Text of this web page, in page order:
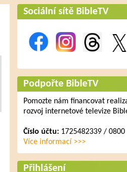
Sociální sítě BibleTV
Podpořte BibleTV
Pomozte nám financovat
rozvoj internetové televize
Číslo účtu:1725482339 / 0800
Více informací >>>
Přihlášení